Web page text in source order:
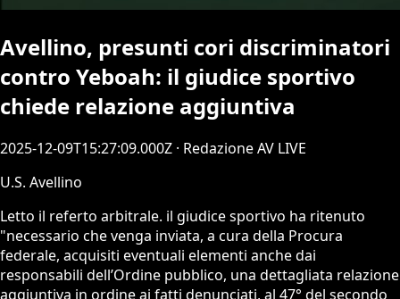
Avellino, presunti cori discriminatori
contro Yeboah: il giudice sportivo
chiede relazione aggiuntiva
2025-12-09T15:27:09.000Z · Redazione AV LIVE
U.S. Avellino
Letto il referto arbitrale. il giudice sportivo ha ritenuto
"necessario che venga inviata, a cura della Procura
federale, acquisiti eventuali elementi anche dai
responsabili dell’Ordine pubblico, una dettagliata relazione
aggiuntiva in ordine ai fatti denunciati, al 47° del secondo